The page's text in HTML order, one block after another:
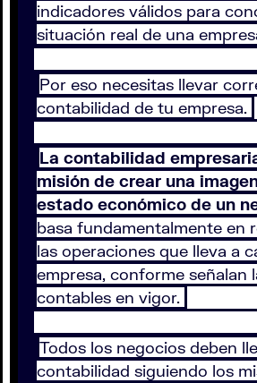
indicadores válidos para
situación real de una
Por eso necesitas llevar
contabilidad de tu empresa.
La contabilidad
misión de crear una
estado económico de un
basa fundamentalmente en
las operaciones que lleva a
empresa, conforme señalan
contables en vigor.
Todos los negocios deben
contabilidad siguiendo los